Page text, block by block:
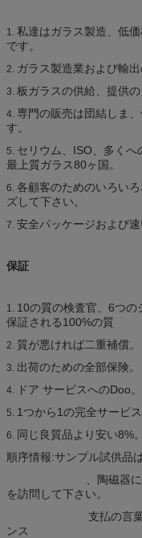
1. 私達はガラス製造、低
です。
2. ガラス製造業および輸出
3. 板ガラスの供給、提供
4. 専門の販売は団結しま
す。
5. セリウム、ISO、多く
最上質ガラス80ヶ国。
6. 各顧客のためのいろい
ズして下さい。
7. 安全パッケージおよび速
保証
1. 10の質の検査官、6つの
保証される100%の質
2. 質が悪ければ二重補償。
3. 出荷のための全部保険。
4. ドア サービスへのDoo。
5. 1つから1の完全サービス
6.
同じ良質品より安い8%。
順序情報:サンプル試供品
、陶磁器
を訪問して下さい。
支払の言
ンス